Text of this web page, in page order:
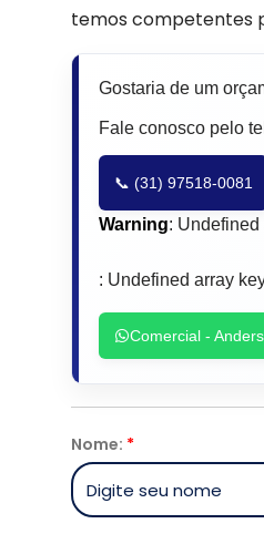
temos competentes
Gostaria de um
Fale conosco pelo
📞 (31) 97518-0081
Warning:
: Undefined array
Comercial -
Nome: *